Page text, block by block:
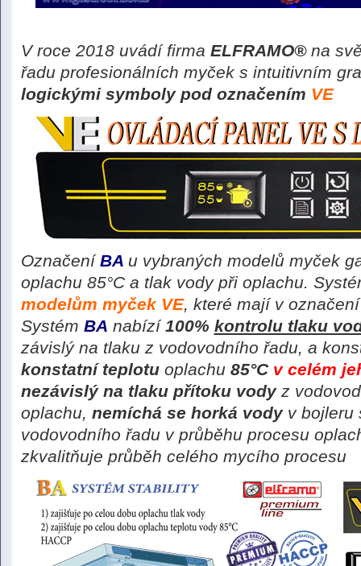
V roce 2018 uvádí firma ELFRAMO®na
řadu profesionálních myček s intuitivním
logickými symboly pod označením VE
OznačeníBA u vybraných modelů myček
oplachu 85°Ca tlak vody při oplachu.
modelům myček VE, které mají v
Systém BA nabízí 100% kontrolu tlaku
závislý na tlaku z vodovodního řadu, a
konstatní teplotu oplachu85°C v celém
nezávislý na tlaku přítoku vodyz
oplachu, nemíchá se horká vody v bojleru
vodovodního řadu v průběhu procesu
zkvalitňuje průběh celého mycího procesu